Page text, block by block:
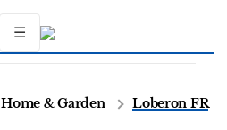
☰
Home & Garden Loberon FR